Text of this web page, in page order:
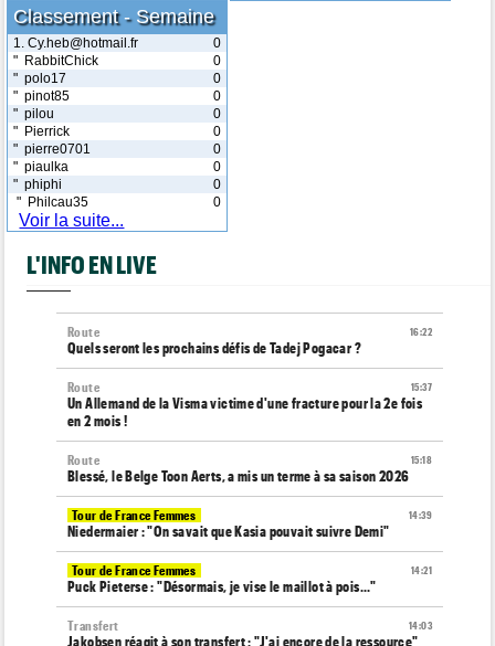
Classement - Semaine
1. Cy.heb@hotmail.fr
0
" RabbitChick
0
" polo17
0
" pinot85
0
" pilou
0
" Pierrick
0
" pierre0701
0
" piaulka
0
" phiphi
0
" Philcau35
0
Voir la suite...
L'INFO EN LIVE
16:22
Route
Quels seront les prochains défis de Tadej Pogacar ?
15:37
Route
Un Allemand de la Visma victime d'une fracture pour la 2e fois
en 2 mois !
15:18
Route
Blessé, le Belge Toon Aerts, a mis un terme à sa saison 2026
14:39
Tour de France Femmes
Niedermaier : "On savait que Kasia pouvait suivre Demi"
14:21
Tour de France Femmes
Puck Pieterse : "Désormais, je vise le maillot à pois..."
14:03
Transfert
Jakobsen réagit à son transfert : "J'ai encore de la ressource"